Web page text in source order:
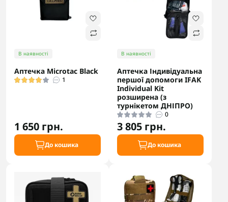
В наявності
Аптечка Microtac Black
1
1 650 грн.
До кошика
В наявності
Аптечка Індивідуальна
першої допомоги IFAK
Individual Kit
розширена (з
турнікетом ДНІПРО)
0
3 805 грн.
До кошика